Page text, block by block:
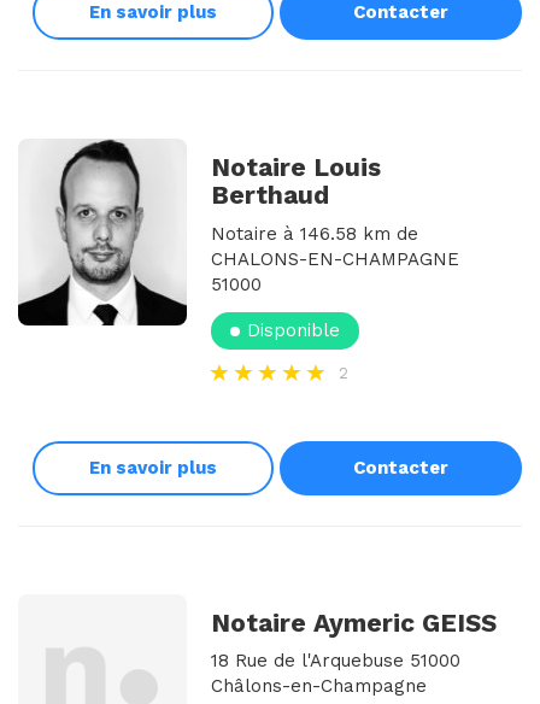
En savoir plus Contacter
Notaire Louis
Berthaud
Notaire à 146.58 km de
CHALONS-EN-CHAMPAGNE
51000
Disponible
2
En savoir plus Contacter
Notaire Aymeric GEISS
18 Rue de l'Arquebuse 51000
Châlons-en-Champagne